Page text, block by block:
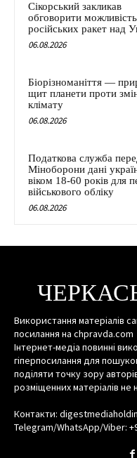
Сікорський закликав
обговорити
російських ракет над
06.08.2026
Біорізноманіття —
щит планети проти
клімату
06.08.2026
Податкова служба
Міноборони дані
віком 18-60 років для
військового обліку
06.08.2026
Використання матеріалів
посилання на chpravda.com
Інтернет-медіа повинні
гіперпосилання для
поділяти точку зору
розміщенних матеріалів не
Контакти:
Telegram/WhatsApp/Viber: